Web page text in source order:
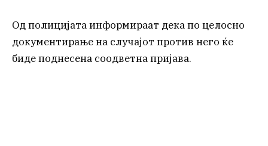
Од полицијата информираат дека по целосно
документирање на случајот против него ќе
биде поднесена соодветна пријава.